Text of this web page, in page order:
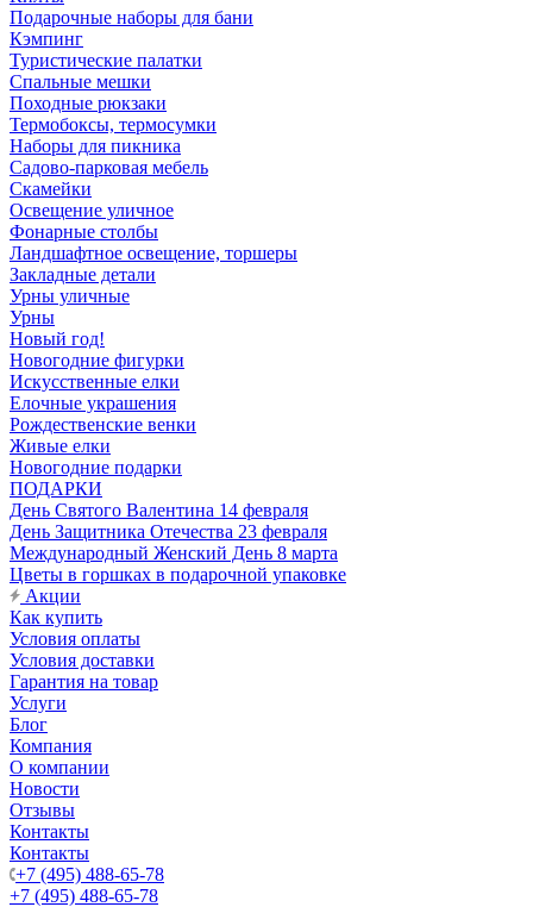
Подарочные наборы для бани
Кэмпинг
Туристические палатки
Спальные мешки
Походные рюкзаки
Термобоксы, термосумки
Наборы для пикника
Садово-парковая мебель
Скамейки
Освещение уличное
Фонарные столбы
Ландшафтное освещение, торшеры
Закладные детали
Урны уличные
Урны
Новый год!
Новогодние фигурки
Искусственные елки
Елочные украшения
Рождественские венки
Живые елки
Новогодние подарки
ПОДАРКИ
День Святого Валентина 14 февраля
День Защитника Отечества 23 февраля
Международный Женский День 8 марта
Цветы в горшках в подарочной упаковке
Акции
Как купить
Условия оплаты
Условия доставки
Гарантия на товар
Услуги
Блог
Компания
О компании
Новости
Отзывы
Контакты
Контакты
+7 (495) 488-65-78
+7 (495) 488-65-78